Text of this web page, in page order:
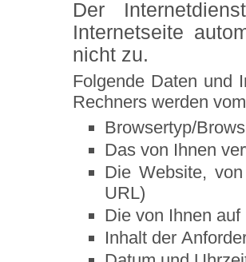
Der
Internetseite
nicht zu.
Folgende Daten und
Rechners werden
Browsertyp/
Das von Ihnen
Die Website,
URL)
Die von Ihnen
Inhalt der